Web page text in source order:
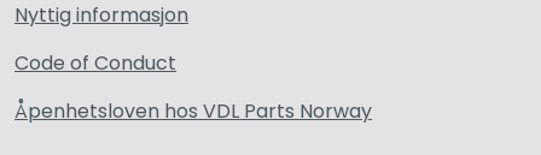
Nyttig informasjon
Code of Conduct
Åpenhetsloven hos VDL Parts Norway